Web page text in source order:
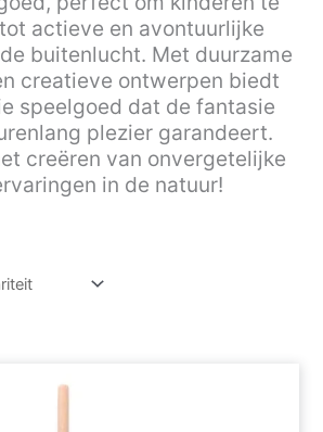
actieve en avontuurlijke
buitenlucht. Met duurzame
creatieve ontwerpen biedt
speelgoed dat de fantasie
plezier garandeert.
creëren van onvergetelijke
in de natuur!